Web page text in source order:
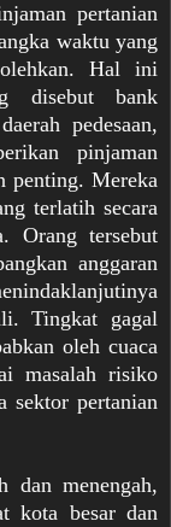
pertanian
waktu yang
Hal ini
disebut bank
pedesaan,
pinjaman
penting. Mereka
terlatih secara
Orang tersebut
anggaran
Tingkat gagal
oleh cuaca
masalah risiko
sektor pertanian
dan menengah,
kota besar dan